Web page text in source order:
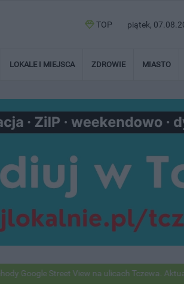
TOP piątek,
LOKALE I MIEJSCA ZDROWIE MIASTO
Street View na ulicach Tczewa. Aktualizują